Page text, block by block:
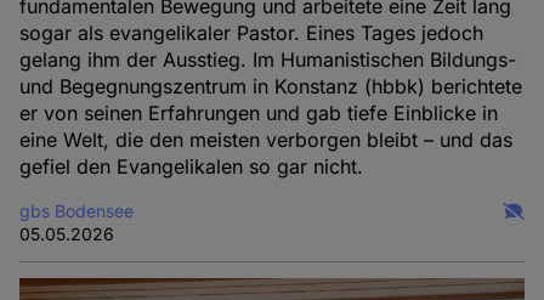
fundamentalen Bewegung und arbeitete eine Zeit lang
sogar als evangelikaler Pastor. Eines Tages jedoch
gelang ihm der Ausstieg. Im Humanistischen Bildungs-
und Begegnungszentrum in Konstanz (hbbk) berichtete
er von seinen Erfahrungen und gab tiefe Einblicke in
eine Welt, die den meisten verborgen bleibt – und das
gefiel den Evangelikalen so gar nicht.
gbs Bodensee
05.05.2026